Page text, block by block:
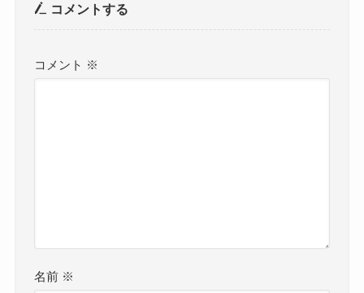
コメントする
コメント ※
名前 ※